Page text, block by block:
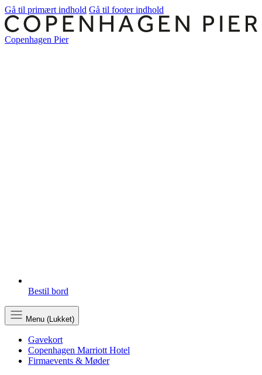
Gå til primært indhold Gå til footer indhold
Copenhagen Pier
Bestil bord
Menu (Lukket)
Gavekort
Copenhagen Marriott Hotel
Firmaevents & Møder